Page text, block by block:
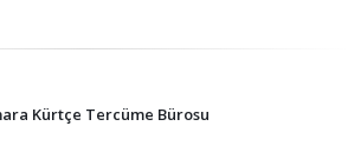
Kürtçe Tercüme Bürosu